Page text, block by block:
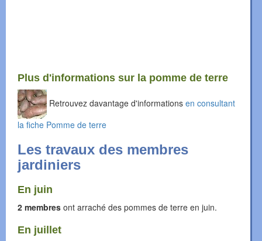
Plus d'informations sur la pomme de terre
Retrouvez davantage d'informations en consultant
la fiche Pomme de terre
Les travaux des membres
jardiniers
En juin
2 membres ont arraché des pommes de terre en juin.
En juillet